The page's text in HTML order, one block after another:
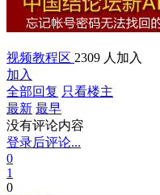
视频教程区 2309 人加入
加入
全部回复 只看楼主
最新 最早
没有评论内容
登录后评论...
0
1
0